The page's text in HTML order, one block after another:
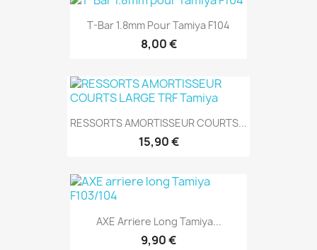
T-Bar 1.8mm Pour Tamiya F104
8,00 €
RESSORTS AMORTISSEUR COURTS...
15,90 €
AXE Arriere Long Tamiya...
9,90 €